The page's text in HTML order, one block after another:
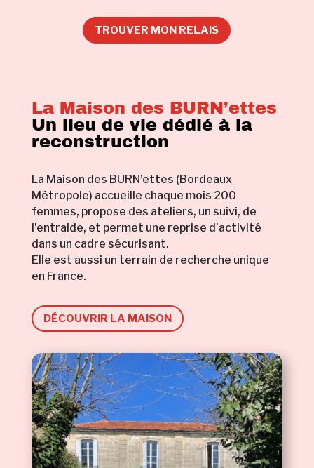
TROUVER MON RELAIS
La Maison des BURN’ettes
Un lieu de vie dédié à la
reconstruction
La Maison des BURN’ettes (Bordeaux
Métropole) accueille chaque mois 200
femmes, propose des ateliers, un suivi, de
l’entraide, et permet une reprise d’activité
dans un cadre sécurisant.
Elle est aussi un terrain de recherche unique
en France.
DÉCOUVRIR LA MAISON